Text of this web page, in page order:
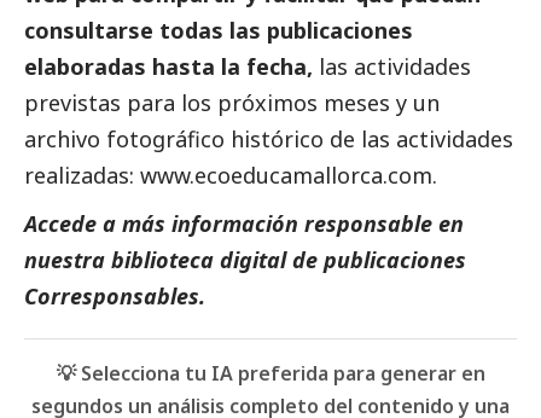
consultarse todas las publicaciones
elaboradas hasta la fecha, las actividades
previstas para los próximos meses y un
archivo fotográfico histórico de las actividades
realizadas: www.ecoeducamallorca.com.
Accede a más información responsable en
nuestra biblioteca digital de publicaciones
Corresponsables.
💡 Selecciona tu IA preferida para generar en
segundos un análisis completo del contenido y una